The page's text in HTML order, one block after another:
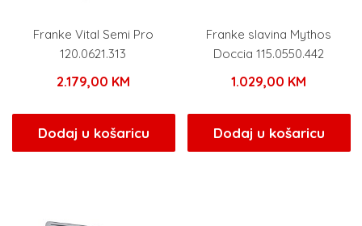
Franke Vital Semi Pro
120.0621.313
2.179,00 KM
Dodaj u košaricu
Franke slavina Mythos
Doccia 115.0550.442
1.029,00 KM
Dodaj u košaricu